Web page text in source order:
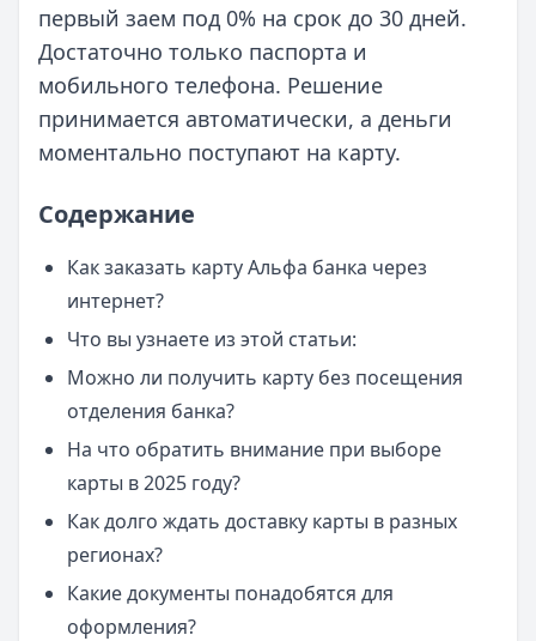
первый заем под 0% на срок до 30 дней.
Достаточно только паспорта и
мобильного телефона. Решение
принимается автоматически, а деньги
моментально поступают на карту.
Содержание
Как заказать карту Альфа банка через
интернет?
Что вы узнаете из этой статьи:
Можно ли получить карту без посещения
отделения банка?
На что обратить внимание при выборе
карты в 2025 году?
Как долго ждать доставку карты в разных
регионах?
Какие документы понадобятся для
оформления?